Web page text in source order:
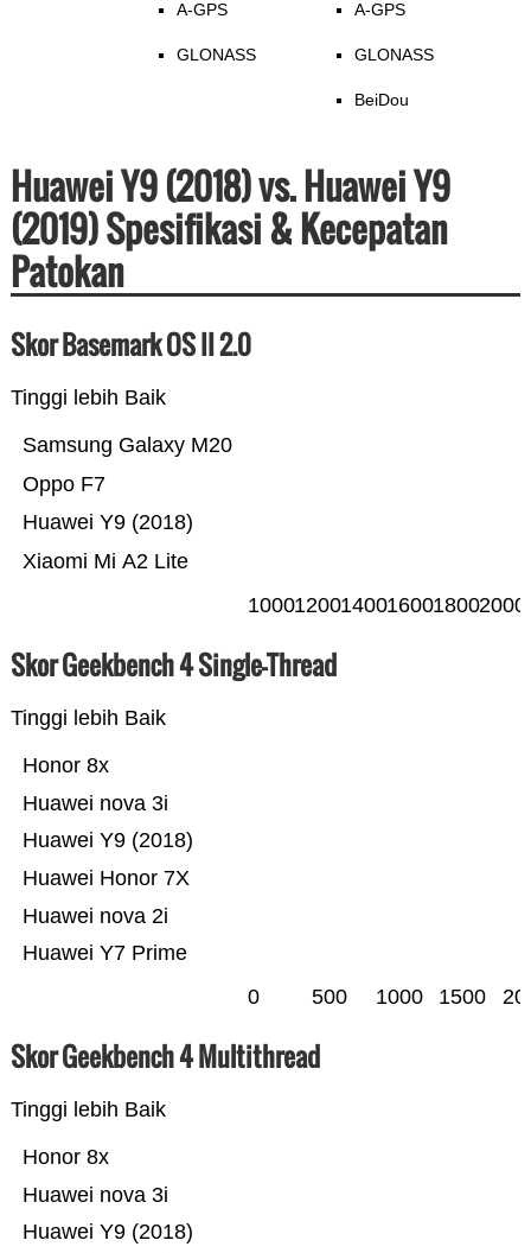
A-GPS
GLONASS
A-GPS
GLONASS
BeiDou
Huawei Y9 (2018) vs. Huawei Y9
(2019) Spesifikasi & Kecepatan
Patokan
Skor Basemark OS II 2.0
Tinggi lebih Baik
Xiaomi Mi A2 Lite
Huawei Y9 (2018)
Oppo F7
Samsung Galaxy M20
100012001400160018002000
Skor Geekbench 4 Single-Thread
Tinggi lebih Baik
Huawei Y7 Prime
Huawei nova 2i
Huawei Honor 7X
Huawei Y9 (2018)
Huawei nova 3i
Honor 8x
0 500 1000 1500
Skor Geekbench 4 Multithread
Tinggi lebih Baik
Huawei Y9 (2018)
Huawei nova 3i
Honor 8x